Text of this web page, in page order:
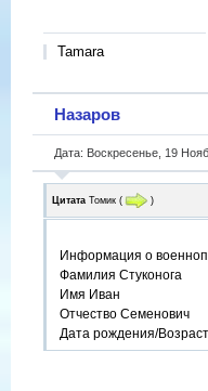
Tamara
Назаров
Дата: Воскресенье, 19
Цитата Томик ( )
Информация о
Фамилия Стуконога
Имя Иван
Отчество Семенович
Дата рождения/